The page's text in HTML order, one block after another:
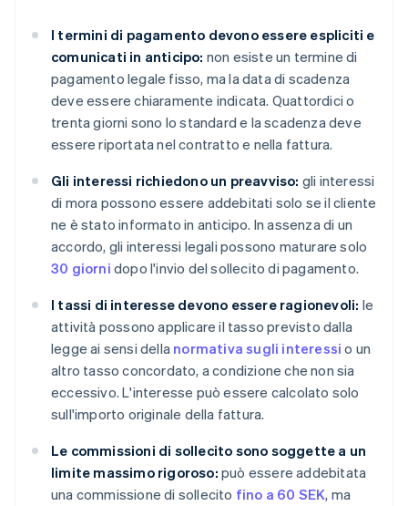
I termini di pagamento devono essere espliciti e
comunicati in anticipo: non esiste un termine di
pagamento legale fisso, ma la data di scadenza
deve essere chiaramente indicata. Quattordici o
trenta giorni sono lo standard e la scadenza deve
essere riportata nel contratto e nella fattura.
Gli interessi richiedono un preavviso: gli interessi
di mora possono essere addebitati solo se il cliente
ne è stato informato in anticipo. In assenza di un
accordo, gli interessi legali possono maturare solo
30 giorni dopo l'invio del sollecito di pagamento.
I tassi di interesse devono essere ragionevoli: le
attività possono applicare il tasso previsto dalla
legge ai sensi della normativa sugli interessi o un
altro tasso concordato, a condizione che non sia
eccessivo. L'interesse può essere calcolato solo
sull'importo originale della fattura.
Le commissioni di sollecito sono soggette a un
limite massimo rigoroso: può essere addebitata
una commissione di sollecito fino a 60 SEK, ma